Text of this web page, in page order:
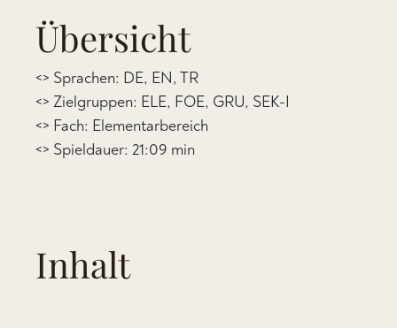
Übersicht
<> Sprachen: DE, EN, TR
<> Zielgruppen: ELE, FOE, GRU, SEK-I
<> Fach: Elementarbereich
<> Spieldauer: 21:09 min
Inhalt